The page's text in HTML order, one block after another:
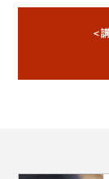
＜